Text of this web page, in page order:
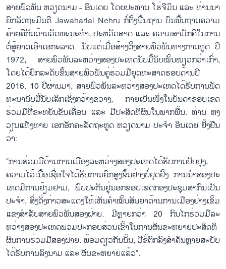
ສາຍ​ພົວ​ພັນ ຫວຽດ​ນາມ - ອິນ​ເດຍ ໂດຍປະ​ທານ ໂຮ່​ຈີ​ມິນ ແລະ ​ທ່ານນາ​
ຍົກ​ລັດ​ຖະ​ມົນ​ຕີ Jawaharlal Nehru ກໍ່​ຕັ້ງ​ພື້ນ​ຖານ ບົນ​ພື້ນ​ຖານ​ຄວາມ​
ຄ້າຍ​ຄື​ກັນ​ດ້ານ​ວັດ​ທະ​ນະ​ທຳ, ປະ​ຫວັດ​ສາດ ແລະ ຄວາມ​ສາ​ມັກ​ຄີ​ໃນ​ການ​
ຕໍ່​ສູ້​ຍາດ​ເອົາ​ເອ​ກະ​ລາດ. ນັບ​ແຕ່​ເມື່ອ​ສ້າງ​ຕັ້ງ​ສາຍ​ພົວ​ພັນ​ທາງ​ການ​ທູດ ປີ
1972, ສາຍ​ພົວ​ພັນ​ລະ​ຫວ່າງ​ສອງ​ປະ​ເທດ​ນັບ​ມື້​ນັບ​ໝັ້ນ​ໜຽວ​ກວ່າ​ເກົ່າ,
ໂດຍ​ໄດ້​ຍົກ​​ລະ​ດັບຂຶ້ນ​ສາຍ​ພົວ​ພັນ​ຄູ່​ຮ່ວ​ມ​ມື​ຍຸດ​ທະ​ສາດ​ຮອບ​ດ້ານ​ປີ
2016. 10 ປີ​ຜ່ານ​ມາ, ສາຍ​ພ​ົວ​ພັນ​ລະ​ຫວ່າງ​ສອງ​ປະ​ເທດ​ໄດ້​ຮັບ​ການ​ພັດ​
ທະ​ນາ​ນັບ​ມື້​ນັບ​ເລິກ​ເຊິ່ງກວ້າງ​ຂວາງ, ກາຍ​ເປັນ​ໜຶ່ງ​ໃນ​ບັນ​ດາ​ຂອບ​ເຂດ​
ຮ່ວມ​ມື​ທີ່​ຂະ​ຫຍັນ​ຂັນ​ເຄື່ອນ ແລະ ມີ​ປະ​ສິດ​ທິ​ຜົນ​ໃນ​ພາກ​ພື້ນ. ທ່ານ​ ຫງ
ວຽນ​ແທັງ​ຫາຍ ເອກ​ອັກ​ຄະ​ລັດ​ຖະ​ທູດ ຫວຽດ​ນາມ ປະ​ຈຳ ອິນ​ເດຍ ຢັ້ງ​ຢືນ​
ວ່າ:
“ການ​ຮ່ວມ​ມື​ດ້ານ​ການ​ເມືອງ​ລະ​ຫວ່າງ​ສອງ​ປະ​ເທດ​ໄດ້​ຮັບ​ການ​ປັບ​ປຸງ,
ຄວາມ​ໄວ້​ເນື້ອ​ເຊື່ອ​ໃຈ​ໄດ້​ຮັບ​ການ​ຍົກ​ສູງ​ຂຶ້ນ​ຢ່າງ​ບໍ່​ຢຸດ​ຢັ້ງ. ການ​ນຳ​ສອງ​ປະ​
ເທດ​ມີ​ການຢ​້ຽມ​ຢາມ​, ພົບ​ປະ​ກັນ​ຢູ່​ນອກ​ຂອບ​ເຂດກອງ​ປ​ະ​ຊຸມ​ສາ​ກົນ​ເປັນ​
ປະ​ຈຳ, ສິ່ງ​ດັ່ງ​ກ່າວ​ສະ​ແດງ​ໃຫ້​ເຫັນ​ຄຳ​ໝັ້ນ​ສັນ​ຍາ​ດ້ານ​ການ​ເມືອງ​ຢ່າງ​ເຂັ້ມ​
ແຂງ​ສຳ​ລັບ​ສາຍ​ພົວ​ພັນ​ສ​ອງ​ຝ່າຍ. ມີຫຼາຍກວ່າ 20 ກົນ​ໄກ​ຮ່ວມ​ມື​ລະ​
ຫວ່າງ​ສອງ​ປະ​ເທດ​ພວມ​ປະ​ກອບ​ສ່ວນ​ເຂົ້າ​ໃນ​ການ​ຜັນ​ຂະ​ຫຍາຍ​ປະ​ສິດ​ທິ​
ຜົນ​ການ​ຮ່ວມ​ມື​ສອງ​ຝ່າຍ. ພ້ອມ​ດຽວ​ກັນ​ນັ້ນ, ມີ​ຂໍ້​ຕົກ​ລົງ​ສຳ​ຄ​ັນຫຼາຍ​ສະ​ບັບ
ໄດ້​ຮັບ​ການ​ລົງ​ນາມ ແລະ ຜັນ​ຂະ​ຫຍາຍແລ້ວ”.